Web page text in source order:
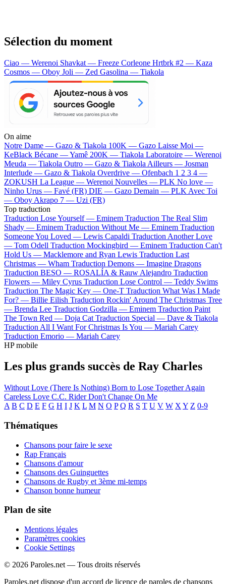
Sélection du moment
Ciao — Werenoi Shavkat — Freeze Corleone Hrtbrk #2 — Kaza
Cosmos — Oboy Joli — Zed Gasolina — Tiakola
On aime
Notre Dame — Gazo & Tiakola 100K — Gazo Laisse Moi —
KeBlack Bécane —Yamê 200K — Tiakola Laboratoire — Werenoi
Meuda — Tiakola Outro — Gazo & Tiakola Ailleurs — Josman
Interlude — Gazo & Tiakola Overdrive — Ofenbach 1 2 3 4 —
ZOKUSH La League — Werenoi Nouvelles — PLK No love —
Ninho Urus — Favé (FR) DIE — Gazo Demain — PLK Avec Toi
— Oboy Akrapo 7 — Uzi (FR)
Top traduction
Traduction Lose Yourself — Eminem Traduction The Real Slim
Shady — Eminem Traduction Without Me — Eminem Traduction
Someone You Loved — Lewis Capaldi Traduction Another Love
— Tom Odell Traduction Mockingbird — Eminem Traduction Can't
Hold Us — Macklemore and Ryan Lewis Traduction Last
Christmas — Wham Traduction Demons — Imagine Dragons
Traduction BESO — ROSALÍA & Rauw Alejandro Traduction
Flowers — Miley Cyrus Traduction Lose Control — Teddy Swims
Traduction The Magic Key — One-T Traduction What Was I Made
For? — Billie Eilish Traduction Rockin' Around The Christmas Tree
— Brenda Lee Traduction Godzilla — Eminem Traduction Paint
The Town Red — Doja Cat Traduction Special — Dave & Tiakola
Traduction All I Want For Christmas Is You — Mariah Carey
Traduction Emorio — Mariah Carey
HP mobile
Les plus grands succès de Ray Charles
Without Love (There Is Nothing) Born to Lose Together Again
Careless Love C.C. RiderDon't Change On Me
A B C D E F G H I J K L M N O P Q R S T U V W X Y Z 0-9
Thématiques
Chansons pour faire le sexe
Rap Français
Chansons d'amour
Chansons des Guinguettes
Chansons de Rugby et 3ème mi-temps
Chanson bonne humeur
Plan de site
Mentions légales
Paramètres cookies
Cookie Settings
© 2026 Paroles.net — Tous droits réservés
Paroles.net dispose d'un accord de licence de paroles de chansons